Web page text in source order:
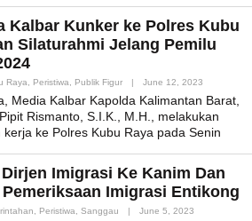
Kalbar Kunker ke Polres Kubu
Silaturahmi Jelang Pemilu
Raya, Peristiwa, Publik Figur | June 12, 2023
Media Kalbar Kapolda Kalimantan Barat,
Rismanto, S.I.K., M.H., melakukan
kerja ke Polres Kubu Raya pada Senin
Imigrasi Ke Kanim Dan
Pemeriksaan Imigrasi Entikong
, Peristiwa, Sanggau | June 5, 2023